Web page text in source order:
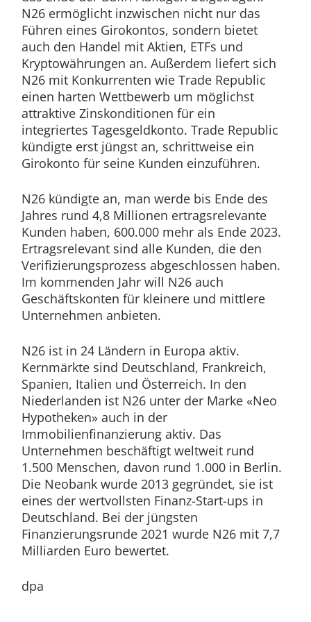
N26 ermöglicht inzwischen nicht nur das
Führen eines Girokontos, sondern bietet
auch den Handel mit Aktien, ETFs und
Kryptowährungen an. Außerdem liefert sich
N26 mit Konkurrenten wie Trade Republic
einen harten Wettbewerb um möglichst
attraktive Zinskonditionen für ein
integriertes Tagesgeldkonto. Trade Republic
kündigte erst jüngst an, schrittweise ein
Girokonto für seine Kunden einzuführen.
N26 kündigte an, man werde bis Ende des
Jahres rund 4,8 Millionen ertragsrelevante
Kunden haben, 600.000 mehr als Ende 2023.
Ertragsrelevant sind alle Kunden, die den
Verifizierungsprozess abgeschlossen haben.
Im kommenden Jahr will N26 auch
Geschäftskonten für kleinere und mittlere
Unternehmen anbieten.
N26 ist in 24 Ländern in Europa aktiv.
Kernmärkte sind Deutschland, Frankreich,
Spanien, Italien und Österreich. In den
Niederlanden ist N26 unter der Marke «Neo
Hypotheken» auch in der
Immobilienfinanzierung aktiv. Das
Unternehmen beschäftigt weltweit rund
1.500 Menschen, davon rund 1.000 in Berlin.
Die Neobank wurde 2013 gegründet, sie ist
eines der wertvollsten Finanz-Start-ups in
Deutschland. Bei der jüngsten
Finanzierungsrunde 2021 wurde N26 mit 7,7
Milliarden Euro bewertet.
dpa